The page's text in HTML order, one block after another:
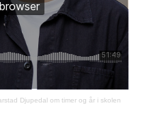
Djupedal om timer og år i skolen